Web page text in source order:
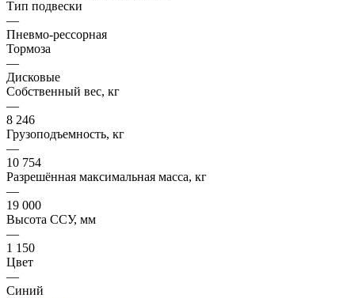
Тип подвески
—
Пневмо-рессорная
Тормоза
—
Дисковые
Собственный вес, кг
—
8 246
Грузоподъемность, кг
—
10 754
Разрешённая максимальная масса, кг
—
19 000
Высота ССУ, мм
—
1 150
Цвет
—
Синий